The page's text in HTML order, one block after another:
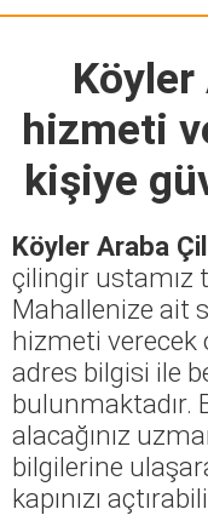
hizmeti
kişiye
Köyler Araba
çilingir ustamız
Mahallenize ait
hizmeti verecek
adres bilgisi ile
bulunmaktadır.
alacağınız
bilgilerine
kapınızı